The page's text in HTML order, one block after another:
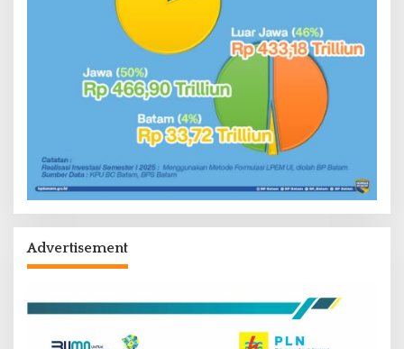
Advertisement